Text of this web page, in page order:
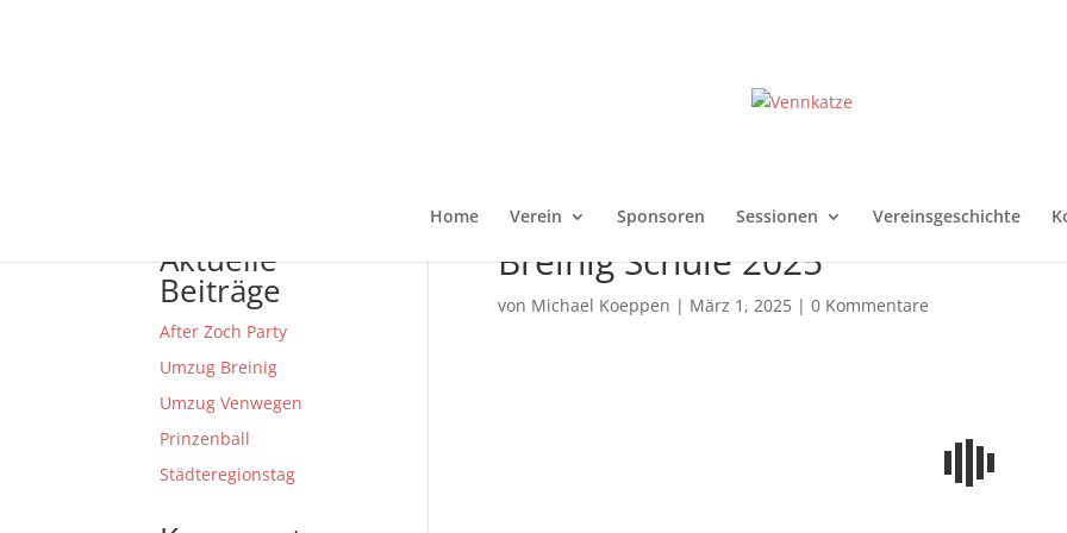
Home Verein Sponsoren Sessionen Vereinsgeschichte
Breinig Schule 2025
von Michael Koeppen | März 1, 2025| 0 Kommentare
Aktuelle
Beiträge
After Zoch Party
Umzug Breinig
Umzug Venwegen
Prinzenball
Städteregionstag